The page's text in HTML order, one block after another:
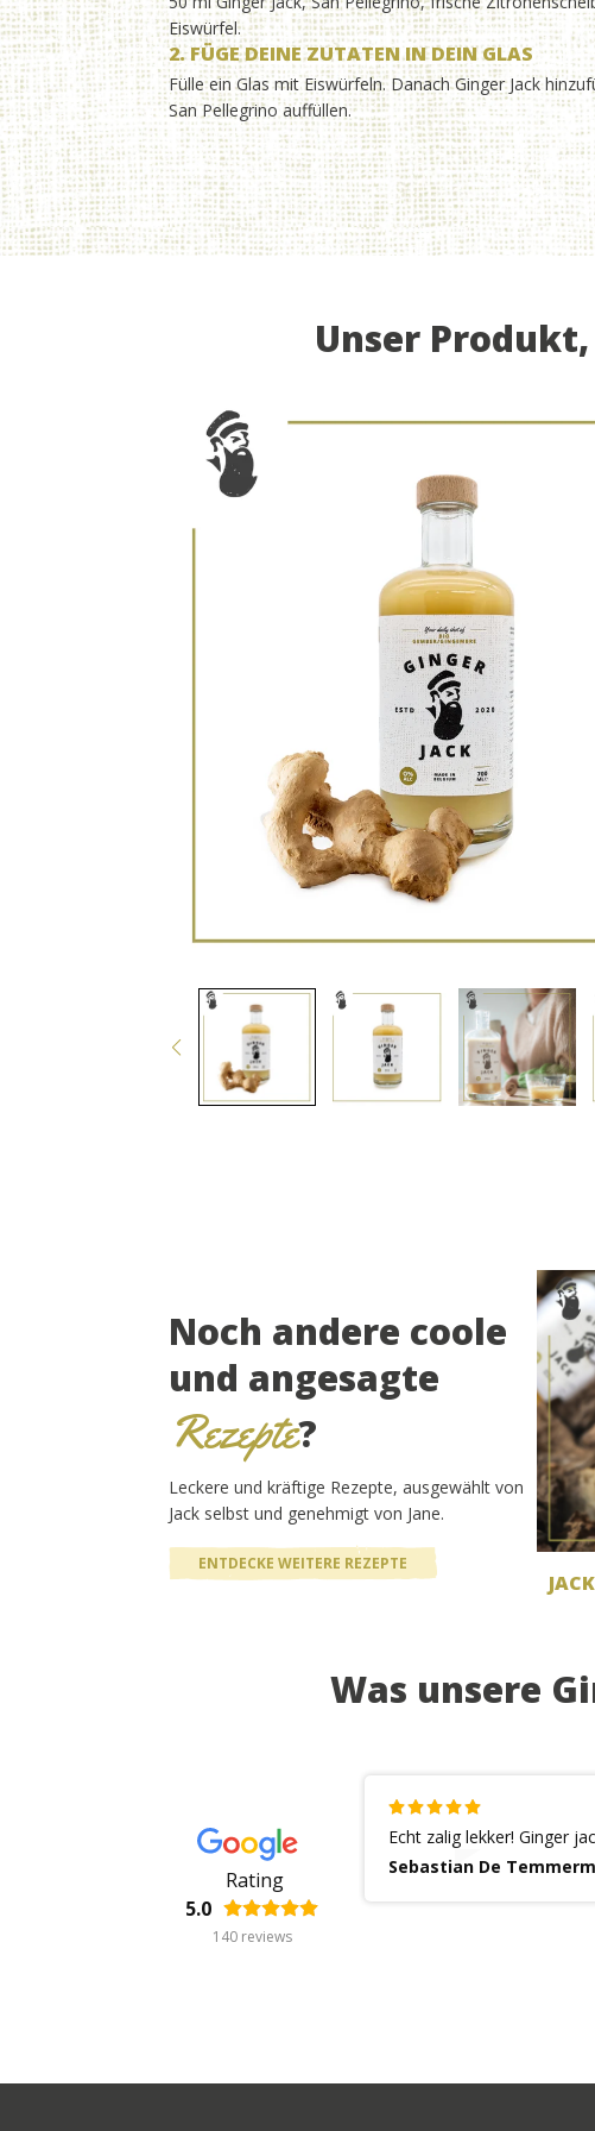
Eiswürfel.
2. FÜGE DEINE ZUTATEN IN DEIN GLAS
Fülle ein Glas mit Eiswürfeln. Danach Ginger Jack
San Pellegrino auffüllen.
Unser
Noch andere coole
und angesagte
Rezepte?
Leckere und kräftige Rezepte, ausgewählt von
Jack selbst und genehmigt von Jane.
ENTDECKE WEITERE REZEPTE
Was unsere
Rating
5.0
140 reviews
Echt zalig lekker! Ginger
Sebastian De